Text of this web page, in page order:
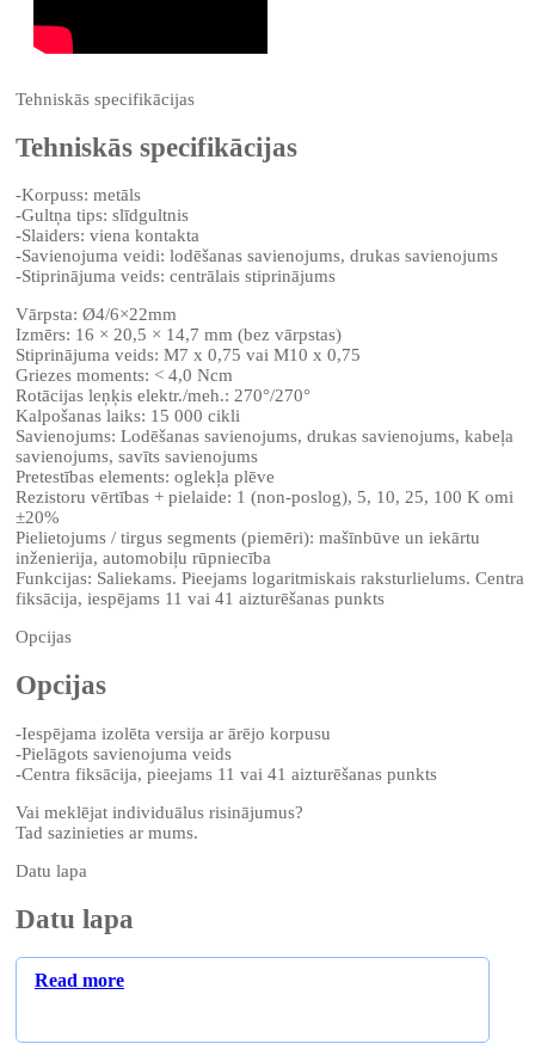
Tehniskās specifikācijas
Tehniskās specifikācijas
-Korpuss: metāls
-Gultņa tips: slīdgultnis
-Slaiders: viena kontakta
-Savienojuma veidi: lodēšanas savienojums, drukas savienojums
-Stiprinājuma veids: centrālais stiprinājums
Vārpsta: Ø4/6×22mm
Izmērs: 16 × 20,5 × 14,7 mm (bez vārpstas)
Stiprinājuma veids: M7 x 0,75 vai M10 x 0,75
Griezes moments: < 4,0 Ncm
Rotācijas leņķis elektr./meh.: 270°/270°
Kalpošanas laiks: 15 000 cikli
Savienojums: Lodēšanas savienojums, drukas savienojums, kabeļa
savienojums, savīts savienojums
Pretestības elements: oglekļa plēve
Rezistoru vērtības + pielaide: 1 (non-poslog), 5, 10, 25, 100 K omi
±20%
Pielietojums / tirgus segments (piemēri): mašīnbūve un iekārtu
inženierija, automobiļu rūpniecība
Funkcijas: Saliekams. Pieejams logaritmiskais raksturlielums. Centra
fiksācija, iespējams 11 vai 41 aizturēšanas punkts
Opcijas
Opcijas
-Iespējama izolēta versija ar ārējo korpusu
-Pielāgots savienojuma veids
-Centra fiksācija, pieejams 11 vai 41 aizturēšanas punkts
Vai meklējat individuālus risinājumus?
Tad sazinieties ar mums.
Datu lapa
Datu lapa
Read more